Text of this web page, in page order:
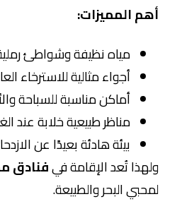
أهم المميزات:
مياه نظيفة وشواطئ رملية
أجواء مثالية للاسترخاء
أماكن مناسبة للسباحة
مناظر طبيعية خلابة عند
بيئة هادئة بعيدًا عن الازدحام.
ولهذا تُعد الإقامة فيفنادق
لمحبي البحر والطبيعة.